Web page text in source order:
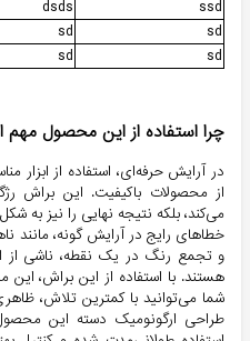
ssd
dsds
sd
sd
sd
sd
چرا استفاده از این محصول
در آرایش حرفه‌ای، استفاده از ابزار
از محصولات باکیفیت. این براش
می‌کند، بلکه نتیجه نهایی را نیز
خطاهای رایج در آرایش گونه،
و تجمع رنگ در یک نقطه، ناشی از
هستند. با استفاده از این براش،
شما می‌توانید با کمترین تلاش،
طراحی ارگونومیک دسته این